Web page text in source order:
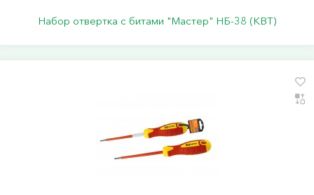
Набор отвертка с битами "Мастер" НБ-38 (КВТ)